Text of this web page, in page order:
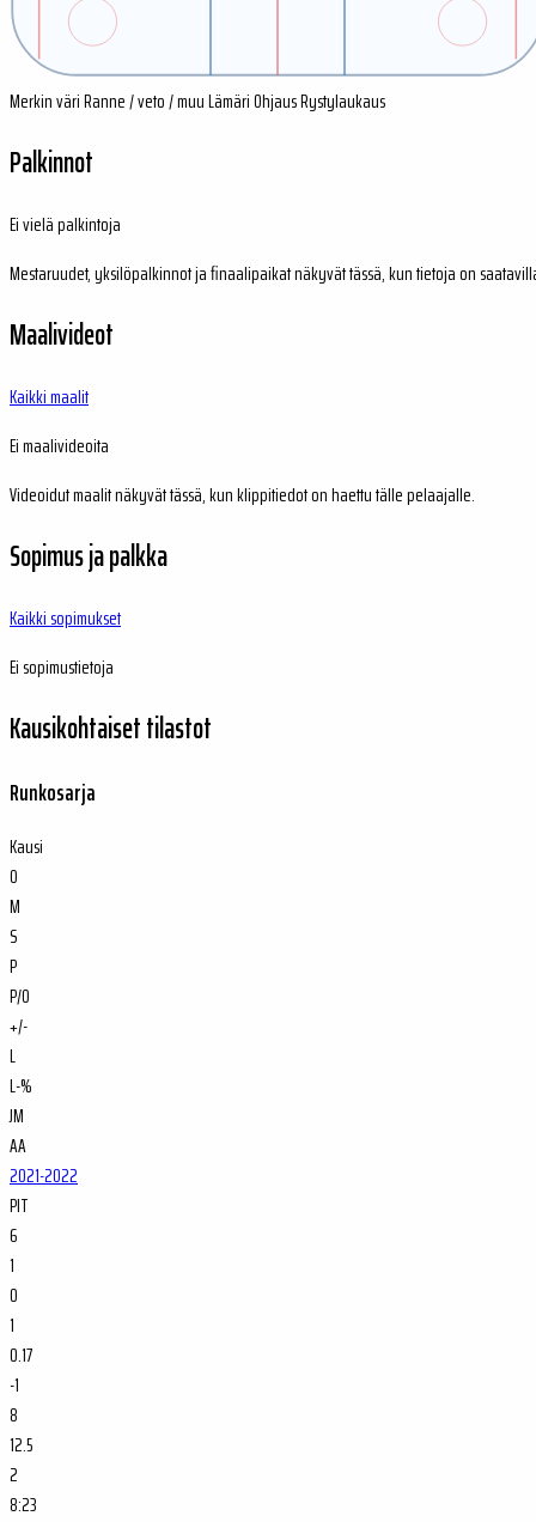
Merkin väriRanne / veto / muuLämäriOhjausRystylaukaus
Palkinnot
Ei vielä palkintoja
Mestaruudet, yksilöpalkinnot ja finaalipaikat näkyvät tässä, kun tietoja on
Maalivideot
Kaikki maalit
Ei maalivideoita
Videoidut maalit näkyvät tässä, kun klippitiedot on haettu tälle pelaajalle.
Sopimus ja palkka
Kaikki sopimukset
Ei sopimustietoja
Kausikohtaiset tilastot
Runkosarja
Kausi
O
M
S
P
P/O
+/-
L
L-%
JM
AA
2021-2022
PIT
6
1
0
1
0.17
-1
8
12.5
2
8:23